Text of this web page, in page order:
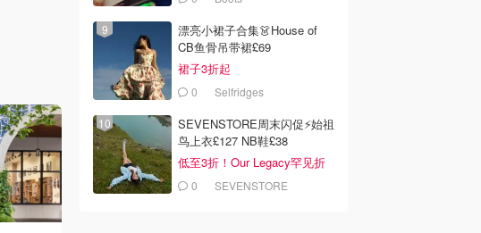
漂亮小裙子合集👗House of
CB鱼骨吊带裙£69
裙子3折起
0 Selfridges
SEVENSTORE周末闪促⚡️始祖
鸟上衣£127 NB鞋£38
低至3折！Our Legacy罕见折
0 SEVENSTORE